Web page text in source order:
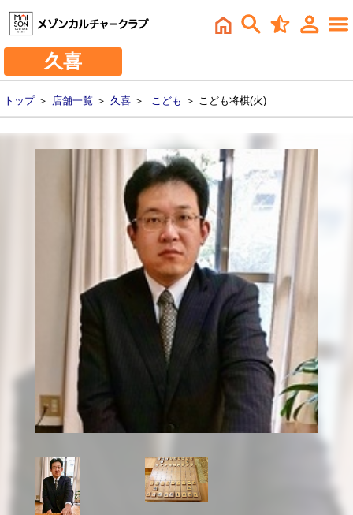
久喜
トップ＞ 店舗一覧 ＞ 久喜 ＞ こども ＞ こども将棋(火)